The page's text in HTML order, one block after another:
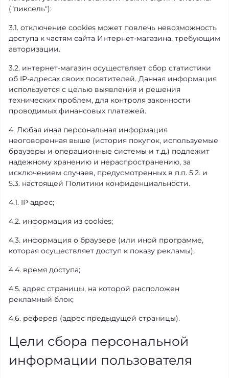
("пиксель"):
3.1. отключение cookies может повлечь невозможность
доступа к частям сайта Интернет-магазина, требующим
авторизации.
3.2. интернет-магазин осуществляет сбор статистики
об IP-адресах своих посетителей. Данная информация
используется с целью выявления и решения
технических проблем, для контроля законности
проводимых финансовых платежей.
4. Любая иная персональная информация
неоговоренная выше (история покупок, используемые
браузеры и операционные системы и т.д.) подлежит
надежному хранению и нераспространению, за
исключением случаев, предусмотренных в п.п. 5.2. и
5.3. настоящей Политики конфиденциальности.
4.1. IP адрес;
4.2. информация из cookies;
4.3. информация о браузере (или иной программе,
которая осуществляет доступ к показу рекламы);
4.4. время доступа;
4.5. адрес страницы, на которой расположен
рекламный блок;
4.6. реферер (адрес предыдущей страницы).
Цели сбора персональной
информации пользователя